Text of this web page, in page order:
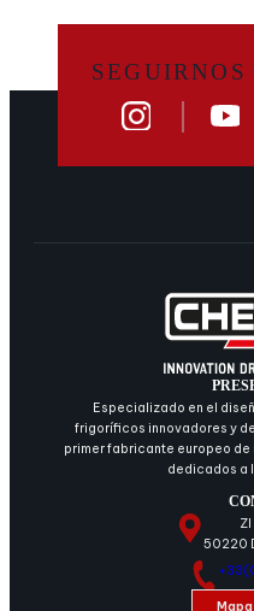
SEGUIRNOS
Especializado en el
frigoríficos innovadores y
primer fabricante europeo
dedicados a
50220